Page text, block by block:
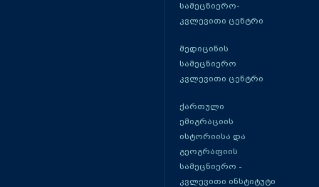
სამეცნიერო-
კვლევითი ცენტრი
მედიცინის
სამეცნიერო
კვლევითი ცენტრი
ქართული
ემიგრაციის
ისტორიისა და
გეოგრაფიის
სამეცნიერო -
კვლევითი ინსტიტუტი